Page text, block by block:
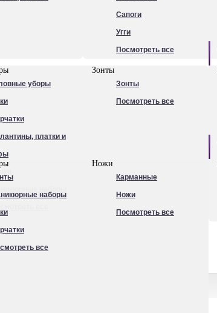
Сапоги
Угги
Посмотреть все
уборы
платки и
Зонты
Зонты
Посмотреть все
наборы
все
Ножи
Карманные
Ножи
Посмотреть все